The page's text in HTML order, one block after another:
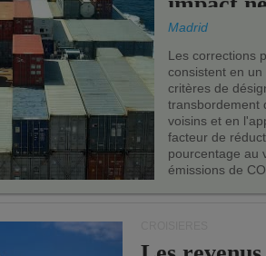
les ports
Madrid
Les corrections
consistent en
critères de
transbordement
voisins et en
facteur de
pourcentage au
émissions de